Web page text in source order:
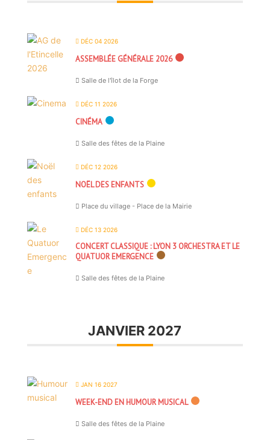
DÉC 04 2026
ASSEMBLÉE GÉNÉRALE 2026
Salle de l'îlot de la Forge
DÉC 11 2026
CINÉMA
Salle des fêtes de la Plaine
DÉC 12 2026
NOËL DES ENFANTS
Place du village - Place de la Mairie
DÉC 13 2026
CONCERT CLASSIQUE : LYON 3 ORCHESTRA ET LE
QUATUOR EMERGENCE
Salle des fêtes de la Plaine
JANVIER 2027
JAN 16 2027
WEEK-END EN HUMOUR MUSICAL
Salle des fêtes de la Plaine